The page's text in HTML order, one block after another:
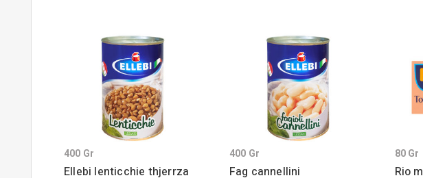
Ellebi lenticchie thjerrza
400 Gr
Fag cannellini
400 Gr
Rio
80Gr